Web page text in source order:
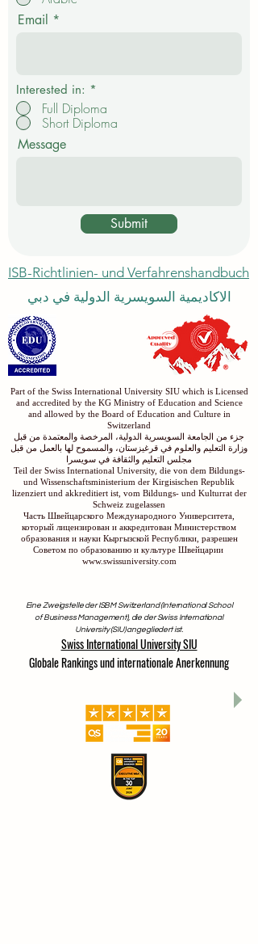
Email
Interested in: *
Full Diploma
Short Diploma
Message
Submit
ISB-Richtlinien- und Verfahrenshandbuch
الاكاديمية السويسرية الدولية في دبي
Part of the Swiss International University SIU which is Licensed
and accredited by the KG Ministry of Education and Science
and allowed by the Board of Education and Culture in
Switzerland
جزء من الجامعة السويسرية الدولية، المرخصة والمعتمدة من قبل
وزارة التعليم والعلوم في قرغيزستان، والمسموح لها بالعمل من قبل
مجلس التعليم والثقافة في سويسرا
Teil der Swiss International University, die von dem Bildungs-
und Wissenschaftsministerium der Kirgisischen Republik
lizenziert und akkreditiert ist, vom Bildungs- und Kulturrat der
Schweiz zugelassen
Часть Швейцарского Международного Университета,
который лицензирован и аккредитован Министерством
образования и науки Кыргызской Республики, разрешен
Советом по образованию и культуре Швейцарии
www.swissuniversity.com
Eine Zweigstelle der ISBM Switzerland (International School
of Business Management), die der Swiss International
University (SIU) angegliedert ist.
Swiss International University SIU
Globale Rankings und internationale Anerkennung